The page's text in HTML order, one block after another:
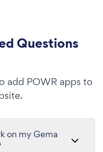
Questions
add POWR apps to
on my Gema